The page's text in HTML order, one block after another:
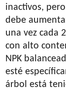
inactivos,
debe
una vez cada
con alto
NPK
esté
árbol está